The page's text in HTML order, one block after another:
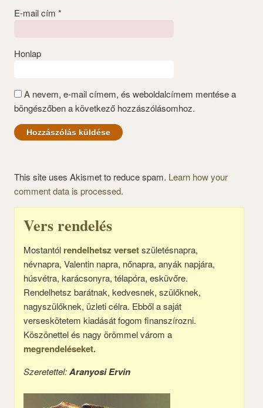
E-mail cím *
Honlap
A nevem, e-mail címem, és weboldalcímem mentése a
böngészőben a következő hozzászólásomhoz.
This site uses Akismet to reduce spam. Learn how your
comment data is processed.
Vers rendelés
Mostantól rendelhetsz versetszületésnapra,
névnapra, Valentin napra, nőnapra, anyák napjára,
húsvétra, karácsonyra, télapóra, esküvőre.
Rendelhetsz barátnak, kedvesnek, szülőknek,
nagyszülőknek, üzleti célra. Ebből a saját
verseskötetem kiadását fogom finanszírozni.
Köszönettel és nagy örömmel várom a
megrendeléseket.
Szeretettel:Aranyosi Ervin